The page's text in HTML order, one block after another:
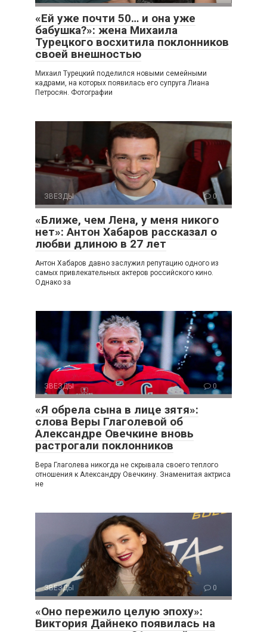
«Ей уже почти 50… и она уже
бабушка?»: жена Михаила
Турецкого восхитила поклонников
своей внешностью
Михаил Турецкий поделился новыми семейными
кадрами, на которых появилась его супруга Лиана
Петросян. Фотографии
ЗВЕЗДЫ 0
«Ближе, чем Лена, у меня никого
нет»: Антон Хабаров рассказал о
любви длиною в 27 лет
Антон Хабаров давно заслужил репутацию одного из
самых привлекательных актеров российского кино.
Однако за
ЗВЕЗДЫ 0
«Я обрела сына в лице зятя»:
слова Веры Глаголевой об
Александре Овечкине вновь
растрогали поклонников
Вера Глаголева никогда не скрывала своего теплого
отношения к Александру Овечкину. Знаменитая актриса
не
ЗВЕЗДЫ 0
«Оно пережило целую эпоху»:
Виктория Дайнеко появилась на